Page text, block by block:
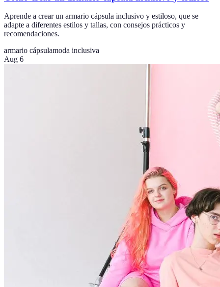
Aprende a crear un armario cápsula inclusivo y estiloso, que se
adapte a diferentes estilos y tallas, con consejos prácticos y
recomendaciones.
armario cápsulamoda inclusiva
Aug 6